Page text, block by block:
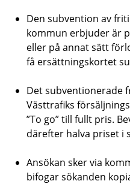
Den subvention av
kommun erbjuder är
eller på annat sätt
få ersättningskortet
Det subventionerade
Västtrafiks
”To go” till fullt pris.
därefter halva priset i
Ansökan sker via
bifogar sökanden